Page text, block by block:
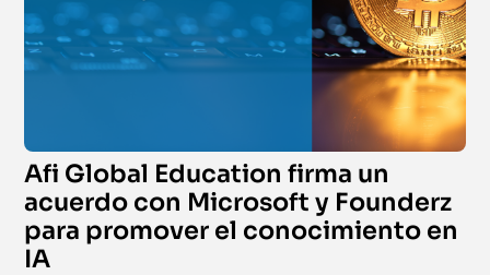
Afi Global Education firma un
acuerdo con Microsoft y Founderz
para promover el conocimiento en
IA